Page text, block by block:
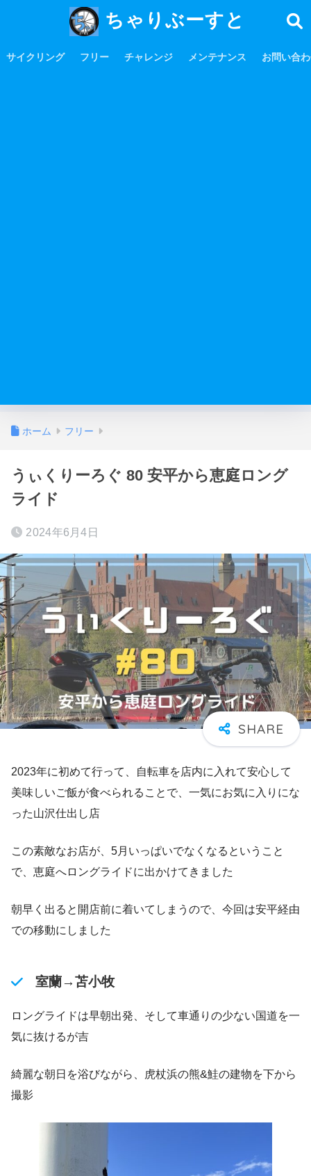
ちゃりぶーすと
サイクリング フリー チャレンジ メンテナンス お問い合
ホーム フリー
うぃくりーろぐ 80 安平から恵庭ロング
ライド
2024年6月4日
2023年に初めて行って、自転車を店内に入れて安心して
美味しいご飯が食べられることで、一気にお気に入りにな
った山沢仕出し店
この素敵なお店が、5月いっぱいでなくなるということ
で、恵庭へロングライドに出かけてきました
朝早く出ると開店前に着いてしまうので、今回は安平経由
での移動にしました
室蘭→苫小牧
ロングライドは早朝出発、そして車通りの少ない国道を一
気に抜けるが吉
綺麗な朝日を浴びながら、虎杖浜の熊&鮭の建物を下から
撮影